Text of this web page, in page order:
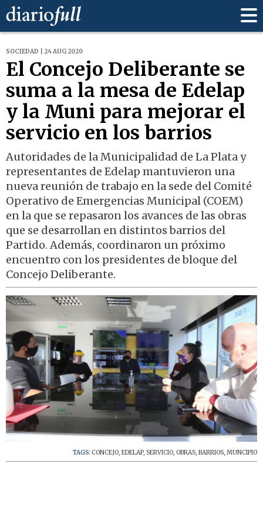
SOCIEDAD | 24 AUG 2020
El Concejo Deliberante se
suma a la mesa de Edelap
y la Muni para mejorar el
servicio en los barrios
Autoridades de la Municipalidad de La Plata y
representantes de Edelap mantuvieron una
nueva reunión de trabajo en la sede del Comité
Operativo de Emergencias Municipal (COEM)
en la que se repasaron los avances de las obras
que se desarrollan en distintos barrios del
Partido. Además, coordinaron un próximo
encuentro con los presidentes de bloque del
Concejo Deliberante.
TAGS: CONCEJO, EDELAP, SERVICIO, OBRAS, BARRIOS, MUNCIPIO